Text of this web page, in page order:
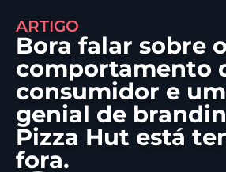
ARTIGO
Bora falar sobre o
comportamento
consumidor e
genial de
Pizza Hut está
fora.